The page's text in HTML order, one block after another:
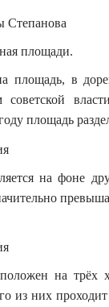
Степанова
площади.
площадь, в
площадь
на фоне
на трёх
из них